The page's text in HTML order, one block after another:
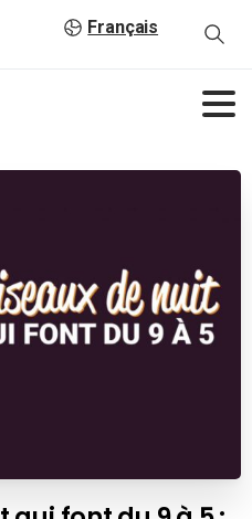
Français